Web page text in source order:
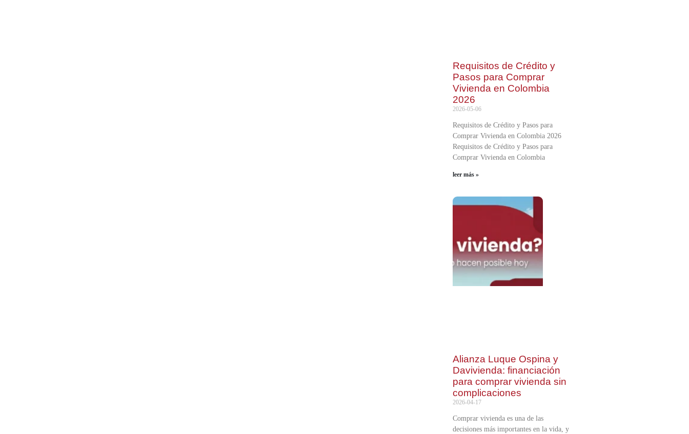
Requisitos de Crédito y
Pasos para Comprar
Vivienda en Colombia
2026
2026-05-06
Requisitos de Crédito y Pasos para
Comprar Vivienda en Colombia 2026
Requisitos de Crédito y Pasos para
Comprar Vivienda en Colombia
leer más »
Alianza Luque Ospina y
Davivienda: financiación
para comprar vivienda sin
complicaciones
2026-04-17
Comprar vivienda es una de las
decisiones más importantes en la vida, y